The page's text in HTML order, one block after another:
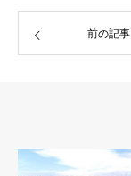
前の記事